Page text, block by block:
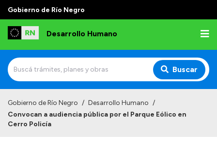
Gobierno de Río Negro
Desarrollo Humano
Buscar
Institucional
Gobierno de Río Negro / Desarrollo Humano /
Convocan a audiencia pública por el Parque Eólico en
Cerro Policía